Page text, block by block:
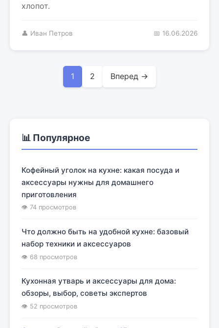
хлопот.
👤 Иван Петров 📅 16.06.2026
1 2 Вперед →
📊 Популярное
Кофейный уголок на кухне: какая посуда и
аксессуары нужны для домашнего
приготовления
👁 74 просмотров
Что должно быть на удобной кухне: базовый
набор техники и аксессуаров
👁 68 просмотров
Кухонная утварь и аксессуары для дома:
обзоры, выбор, советы экспертов
👁 52 просмотров